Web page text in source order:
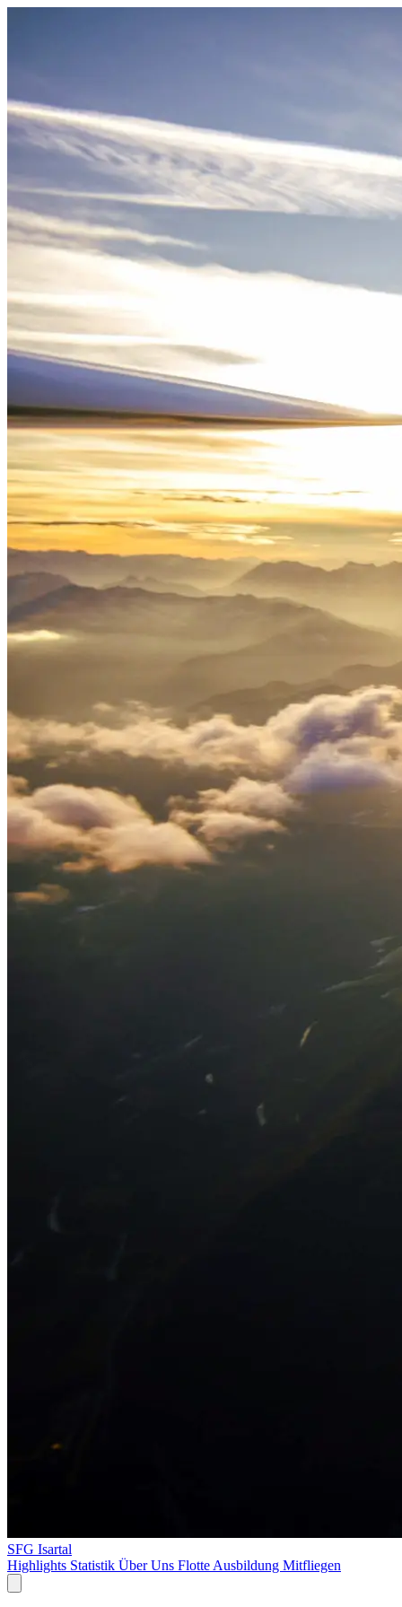
SFG Isartal
Highlights Statistik Über Uns Flotte Ausbildung Mitfliegen